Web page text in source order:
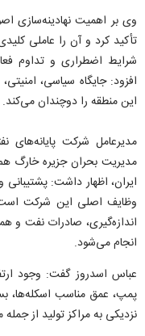
وی بر اهمیت نهادینه‌سازی
تأکید کرد و آن را عاملی
شرایط اضطراری و تداوم
افزود: جایگاه سیاسی،
این منطقه را دوچندان می‌کند.
مدیرعامل شرکت پایانه‌های
مدیریت بحران جزیره خارگ
ایران، اظهار داشت:
وظایف اصلی این شرکت است
اندازه‌گیری، صادرات نفت
انجام می‌شود.
عباس اسدروز گفت: وجود
پمپ، عمق مناسب اسکله‌ها،
نزدیکی به مراکز تولید از